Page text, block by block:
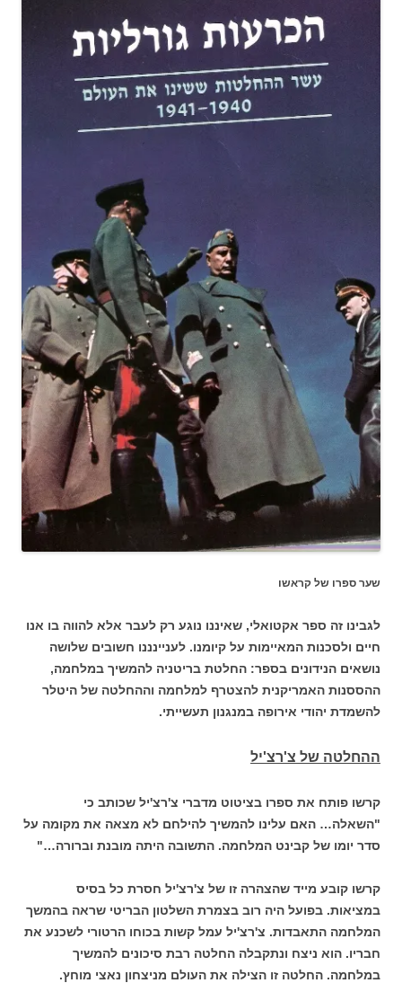
שער ספרו של קראשו
לגבינו זה ספר אקטואלי, שאיננו נוגע רק לעבר אלא להווה בו אנו
חיים ולסכנות המאיימות על קיומנו. לעניינננו חשובים שלושה
נושאים הנידונים בספר: החלטת בריטניה להמשיך במלחמה,
ההססנות האמריקנית להצטרף למלחמה וההחלטה של היטלר
להשמדת יהודי אירופה במנגנון תעשייתי.
ההחלטה של צ'רצ'יל
קרשו פותח את ספרו בציטוט מדברי צ'רצ'יל שכותב כי
"השאלה… האם עלינו להמשיך להילחם לא מצאה את מקומה על
סדר יומו של קבינט המלחמה. התשובה היתה מובנת וברורה…"
קרשו קובע מייד שהצהרה זו של צ'רצ'יל חסרת כל בסיס
במציאות. בפועל היה רוב בצמרת השלטון הבריטי שראה בהמשך
המלחמה התאבדות. צ'רצ'יל עמל קשות בכוחו הרטורי לשכנע את
חבריו. הוא ניצח ונתקבלה החלטה רבת סיכונים להמשיך
במלחמה. החלטה זו הצילה את העולם מניצחון נאצי מוחץ.